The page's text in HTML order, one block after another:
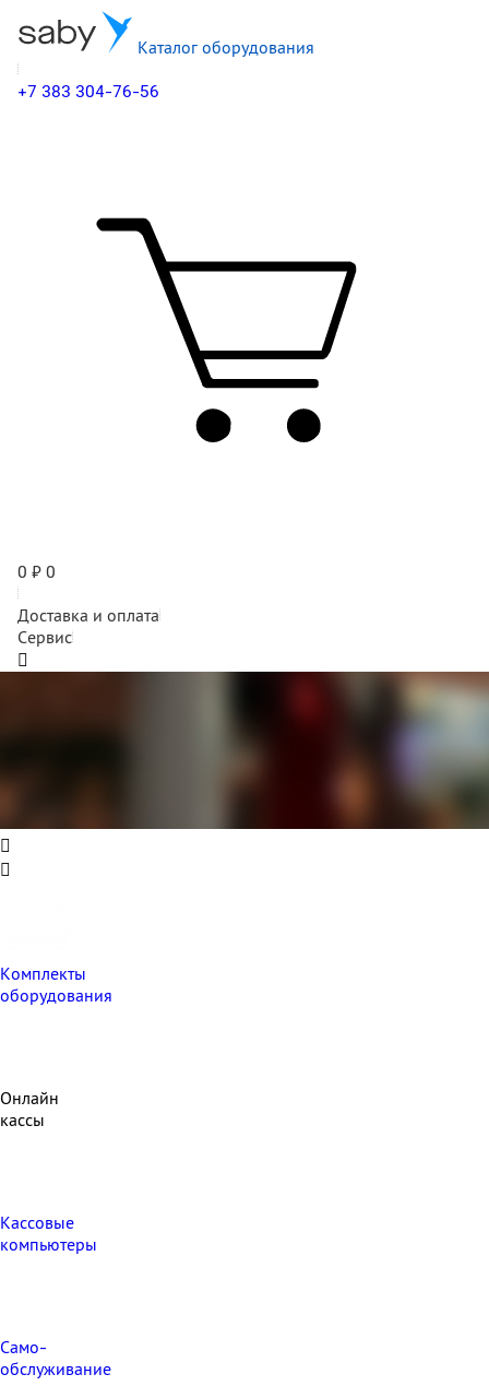
Каталог оборудования
+7 383 304-76-56
0 ₽ 0
Доставка и оплата
Сервис
Комплекты
оборудования
Онлайн
кассы
Кассовые
компьютеры
Само-
обслуживание